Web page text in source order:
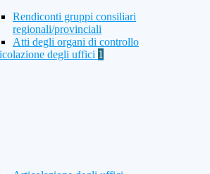
Rendiconti gruppi consiliari
regionali/provinciali
Atti degli organi di controllo
degli uffici 1